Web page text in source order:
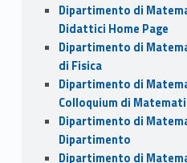
Dipartimento di
Didattici Home Page
Dipartimento di
di Fisica
Dipartimento di
Colloquium di
Dipartimento di
Dipartimento
Dipartimento di